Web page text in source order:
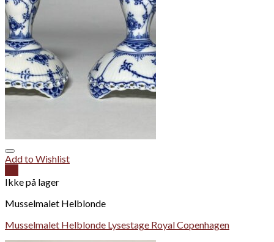
Add to Wishlist
Ikke på lager
Musselmalet Helblonde
Musselmalet Helblonde Lysestage Royal Copenhagen